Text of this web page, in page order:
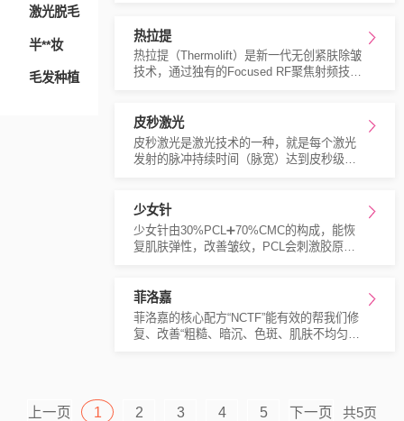
激光脱毛
半**妆
毛发种植
焦，刺激皮肤细胞胶原蛋白快速新生，焕发
胶原细胞的生命力，给皮肤充分供给营养和
水，从而修复皱纹、锁住水分、改善肤质、
肤色，从根本上解决皮肤问题。
热拉提
热拉提（Thermolift）是新一代无创紧肤除皱
技术，通过独有的Focused RF聚焦射频技术
已通过美国FDA和中国CFDA认证的无创拉
皮设备，FDA零不良反应记录，是安全性*高
的紧肤手段，真正实现皮肤立体分层抗衰的
紧肤技术。
皮秒激光
皮秒激光是激光技术的一种，就是每个激光
发射的脉冲持续时间（脉宽）达到皮秒级别
将目标物粉碎成*小颗粒，且将光热效应的副
作用降至**，以更快的速度和强大的能量，
更精细地粉碎黑色素，广泛、密集地刺激纤
维母细胞反应，生成胶原纤维和弹性纤维，
还有修复疤痕，淡化皱纹的功效，成为全新
肤质净化利器。
少女针
少女针由30%PCL➕70%CMC的构成，能恢
复肌肤弹性，改善皱纹，PCL会刺激胶原蛋
菲洛嘉
菲洛嘉的核心配方“NCTF”能有效的帮我们修
复、改善“粗糙、暗沉、色斑、肌肤不均匀、
上一页 1 2 3 4 5 下一页 共5页